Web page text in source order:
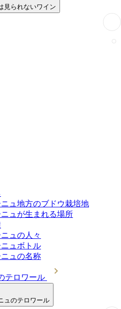
見られないワイン
ュ地方のブドウ栽培地
ュが生まれる場所
ュの人々
ュボトル
ュの名称
テロワール
ュのテロワール